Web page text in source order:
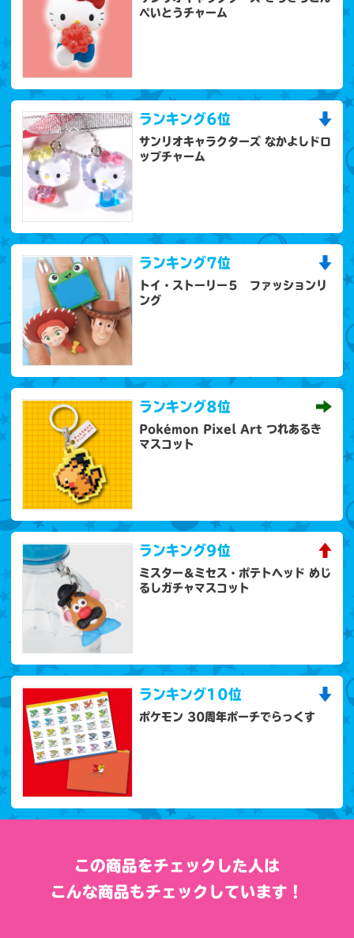
ぺいとうチャーム
ランキング6位
サンリオキャラクターズ なかよしドロ
ップチャーム
ランキング7位
トイ・ストーリー５ ファッションリ
ング
ランキング8位
Pokémon Pixel Art つれあるき
マスコット
ランキング9位
ミスター＆ミセス・ポテトヘッド めじ
るしガチャマスコット
ランキング10位
ポケモン 30周年ポーチでらっくす
この商品をチェックした人は
こんな商品もチェックしています！